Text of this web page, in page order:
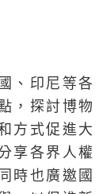
、印尼等各
，探討博物
方式促進大
享各界人權
時也廣邀國